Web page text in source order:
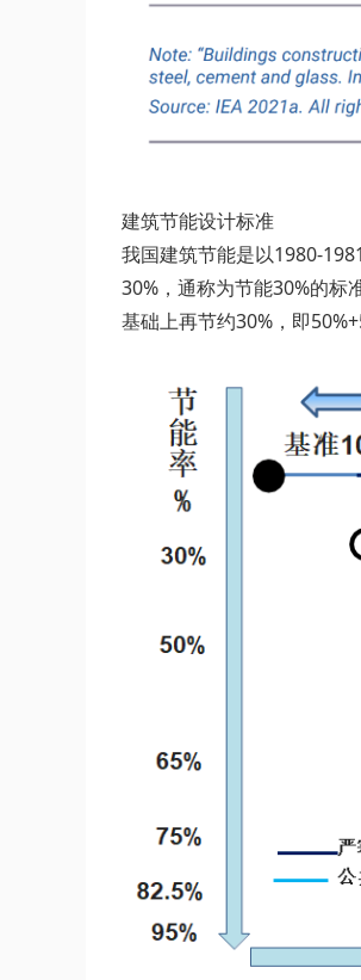
建筑节能设计标准
我国建筑节能是以1980-
30%，通称为节能30%的标
基础上再节约30%，即